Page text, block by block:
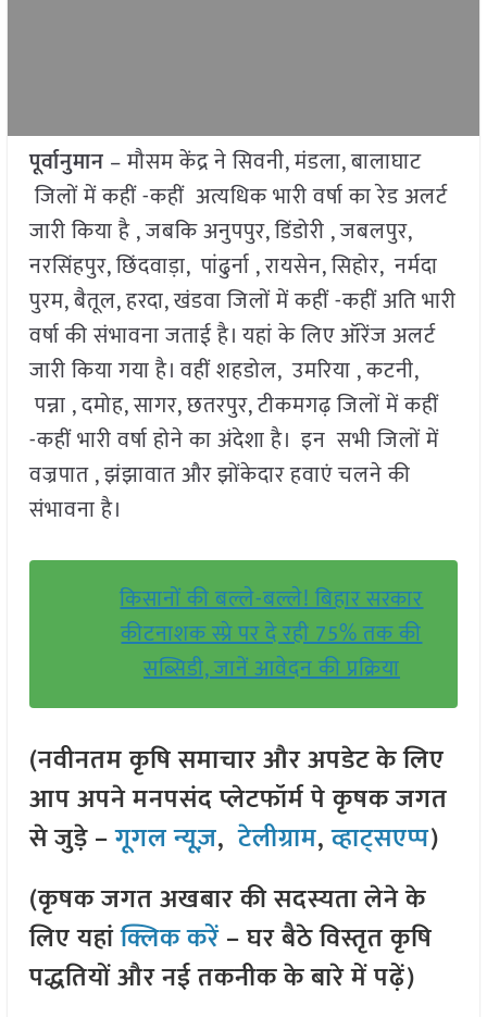
पूर्वानुमान – मौसम केंद्र ने सिवनी, मंडला, बालाघाट
जिलों में कहीं -कहीं अत्यधिक भारी वर्षा का रेड अलर्ट
जारी किया है , जबकि अनुपपुर, डिंडोरी , जबलपुर,
नरसिंहपुर, छिंदवाड़ा, पांढुर्ना , रायसेन, सिहोर, नर्मदा
पुरम, बैतूल, हरदा, खंडवा जिलों में कहीं -कहीं अति भारी
वर्षा की संभावना जताई है। यहां के लिए ऑरेंज अलर्ट
जारी किया गया है। वहीं शहडोल, उमरिया , कटनी,
पन्ना , दमोह, सागर, छतरपुर, टीकमगढ़ जिलों में कहीं
-कहीं भारी वर्षा होने का अंदेशा है। इन सभी जिलों में
वज्रपात , झंझावात और झोंकेदार हवाएं चलने की
संभावना है।
किसानों की बल्ले-बल्ले! बिहार सरकार
कीटनाशक स्प्रे पर दे रही 75% तक की
सब्सिडी, जानें आवेदन की प्रक्रिया
(नवीनतम कृषि समाचार और अपडेट के लिए
आप अपने मनपसंद प्लेटफॉर्म पे कृषक जगत
से जुड़े –गूगल न्यूज़,टेलीग्राम,व्हाट्सएप्प)
(कृषक जगत अखबार की सदस्यता लेने के
लिए यहांक्लिक करें– घर बैठे विस्तृत कृषि
पद्धतियों और नई तकनीक के बारे में पढ़ें)